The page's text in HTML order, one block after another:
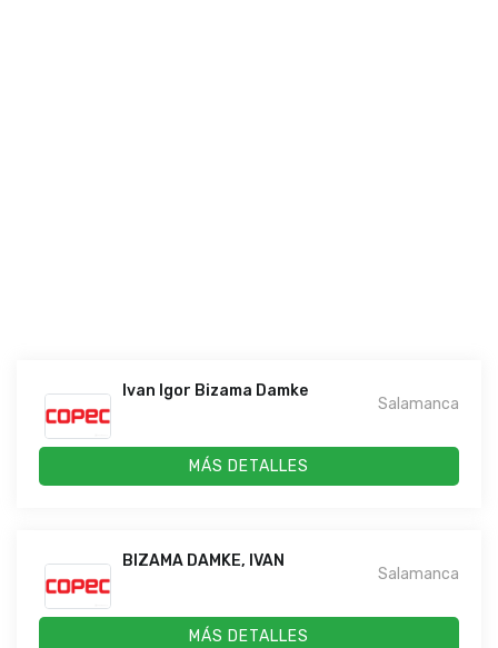
Ivan Igor Bizama Damke
Salamanca
MÁS DETALLES
BIZAMA DAMKE, IVAN
Salamanca
MÁS DETALLES